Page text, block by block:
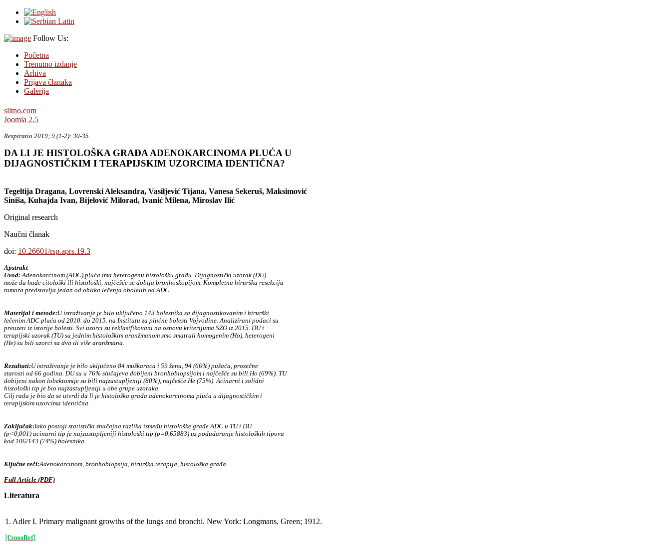
Follow Us:
Početna
Trenutno izdanje
Arhiva
Prijava članaka
Galerija
slitno.com
Joomla 2.5
Respiratio 2019; 9 (1-2): 30-35
DA LI JE HISTOLOŠKA GRAĐA ADENOKARCINOMA PLUĆA U
DIJAGNOSTIČKIM I TERAPIJSKIM UZORCIMA IDENTIČNA?
Tegeltija Dragana, Lovrenski Aleksandra, Vasiljević Tijana, Vanesa Sekeruš, Maksimović
Siniša, Kuhajda Ivan, Bijelović Milorad, Ivanić Milena, Miroslav Ilić
Original research
Naučni članak
doi: 10.26601/rsp.aprs.19.3
Apstrakt
Uvod:Adenokarcinom (ADC) pluća ima heterogenu histološku građu. Dijagnostički uzorak (DU)
može da bude citološki ili histološki, najčešće se dobija bronhoskopijom. Kompletna hirurška resekcija
tumora predstavlja jedan od oblika lečenja obolelih od ADC.
Materijal i metode:U istraživanje je bilo uključeno 143 bolesnika sa dijagnostikovanim i hirurški
lečenim ADC pluća od 2010. do 2015. na Institutu za plućne bolesti Vojvodine. Analizirani podaci su
preuzeti iz istorije bolesti. Svi uzorci su reklasifikovani na osnovu kriterijuma SZO iz 2015. DU i
terapijski uzorak (TU) sa jednim histološkim aranžmanom smo smatrali homogenim (Ho), heterogeni
(He) su bili uzorci sa dva ili više aranžmana.
Rezultati:U istraživanje je bilo uključeno 84 muškaraca i 59 žena, 94 (66%) pušača, prosečne
starosti od 66 godina. DU su u 76% slučajeva dobijeni bronhobiopsijom i najčešće su bili Ho (69%). TU
dobijeni nakon lobektomije su bili najzastupljeniji (80%), najčešće He (75%). Acinarni i solidni
histološki tip je bio najzastupljeniji u obe grupe uzoraka.
Cilj rada je bio da se utvrdi da li je histološka građa adenokarcinoma pluća u dijagnostičkim i
terapijskim uzorcima identična.
Zaključak:Iako postoji statistički značajna razlika između histološke građe ADC u TU i DU
(p<0,001) acinarni tip je najzastupljeniji histološki tip (p=0,65883) uz podudaranje histoloških tipova
kod 106/143 (74%) bolesnika.
Ključne reči:Adenokarcinom, bronhobiopsija, hirurška terapija, histološka građa.
Full Article (PDF)
Literatura
1. Adler I. Primary malignant growths of the lungs and bronchi. New York: Longmans, Green; 1912.
[CrossRef]